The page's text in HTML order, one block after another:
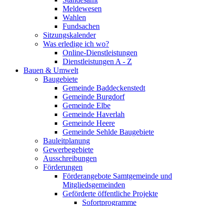
Meldewesen
Wahlen
Fundsachen
Sitzungskalender
Was erledige ich wo?
Online-Dienstleistungen
Dienstleistungen A - Z
Bauen & Umwelt
Baugebiete
Gemeinde Baddeckenstedt
Gemeinde Burgdorf
Gemeinde Elbe
Gemeinde Haverlah
Gemeinde Heere
Gemeinde Sehlde Baugebiete
Bauleitplanung
Gewerbegebiete
Ausschreibungen
Förderungen
Förderangebote Samtgemeinde und
Mitgliedsgemeinden
Geförderte öffentliche Projekte
Sofortprogramme